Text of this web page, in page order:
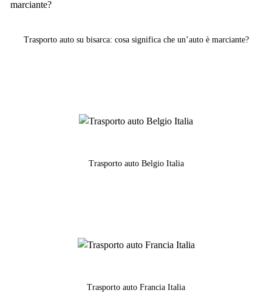
Trasporto auto su bisarca: cosa significa che un’auto è marciante?
Trasporto auto Belgio Italia
Trasporto auto Francia Italia